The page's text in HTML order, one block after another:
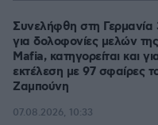
Συνελήφθη στη Γερμανία
για δολοφονίες μελών
Mafia, κατηγορείται και
εκτέλεση με 97 σφαίρες
Ζαμπούνη
07.08.2026, 10:33